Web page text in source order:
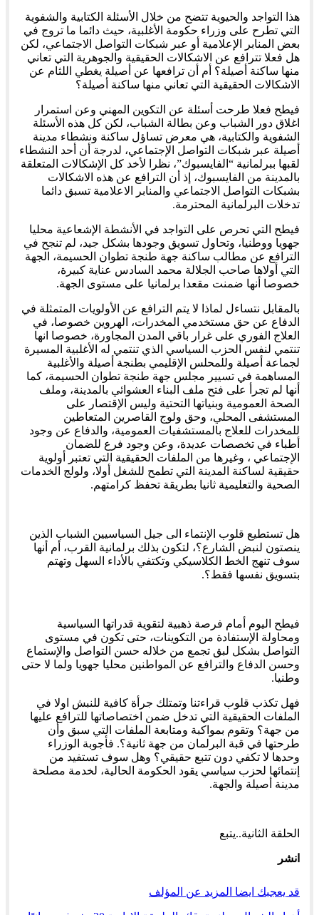
هذا التواجد والحيوية تتضح من خلال الأسئلة الكتابية والشفوية
التي تطرح على وزراء حكومة الأغلبية، حيث دائما ما تروج في
بعض المنابر الإعلامية أو عبر شبكات التواصل الاجتماعي، لكن
هل فعلا تترافع عن الاشكالات الحقيقية والجوهرية التي تعاني
منها ساكنة أصيلة؟ أم أن ترافعها عن أصيلة يغطي اللثام عن
الاشكالات الحقيقية التي تعاني منها ساكنة أصيلة؟
فيطح فعلا طرحت أسئلة عن التكوين المهني وعن استمرار
اغلاق دور الشباب وعن بطالة الشباب، لكن كل هذه الأسئلة
الشفوية والكتابية، هي معرض تساؤل ساكنة ونشطاء مدينة
أصيلة عبر شبكات التواصل الإجتماعي، لدرجة أن أحد النشطاء
لقبها ببرلمانية “الفايسبوك”، نظرا لأخد كل الإشكالات المتعلقة
بالمدينة من الفايسبوك، إذ أن الترافع عن هذه الاشكالات
بشبكات التواصل الاجتماعي والمنابر الاعلامية تسبق دائما
تدخلات البرلمانية المحترمة.
فيطح التي تحرص على التواجد في الأنشطة الإشعاعية محليا
جهويا ووطنيا، وتحاول تسويق وجودها بشكل جيد، لم تنجح في
الترافع عن مطالب ساكنة جهة طنجة تطوان الحسيمة، الجهة
التي أولاها صاحب الجلالة محمد السادس عناية كبيرة،
خصوصا أنها ضمنت مقعدا برلمانيا على مستوى الجهة.
بالمقابل نتساءل لماذا لا يتم الترافع عن الأولويات المتمثلة في
الدفاع عن حق مستخدمي المخدرات، الهروين خصوصا، في
العلاج الفوري على غرار باقي المدن المجاورة، خصوصا انها
تنتمي لنفس الحزب السياسي الذي تنتمي له الأغلبية المسيرة
لجماعة أصيلة وللمحلس الإقليمي بطنجة أصيلة والأغلبية
المساهمة في تسيير مجلس جهة طنجة تطوان الحسيمة، كما
أنها لم تجرأ على فتح ملف البناء العشوائي بالمدينة، وملف
الصحة العمومية وبنياتها التحتية وليس الإقتصار على
المستشفى المحلي، وحق ولوج القاصرين المتعاطين
للمخدرات للعلاج بالمستشفيات العمومية، والدفاع عن وجود
أطباء في تخصصات عديدة، وعن وجود فرع للضمان
الإجتماعي ، وغيرها من الملفات الحقيقية التي تعتبر أولوية
حقيقية لساكنة المدينة التي تطمح للشغل أولا، ولولج الخدمات
الصحية والتعليمية ثانيا بطريقة تحفظ كرامتهم.
هل تستطيع قلوب الإنتماء الى جيل السياسيين الشباب الذين
ينصتون لنبض الشارع؟، لتكون بذلك برلمانية القرب، أم أنها
سوف تنهج الخط الكلاسيكي وتكتفي بالأداء السهل وتهتم
بتسويق نفسها فقط؟.
فيطح اليوم أمام فرصة ذهبية لتقوية قدراتها السياسية
ومحاولة الإستفادة من التكوينات، حتى تكون في مستوى
التواصل بشكل لبق تجمع من خلاله حسن التواصل والإستماع
وحسن الدفاع والترافع عن المواطنين محليا جهويا ولما لا حتى
وطنيا.
فهل تكذب قلوب قراءتنا وتمتلك جرأة كافية للنبش اولا في
الملفات الحقيقية التي تدخل ضمن اختصاصاتها للترافع عليها
من جهة؟ وتقوم بمواكبة ومتابعة الملفات التي سبق وأن
طرحتها في قبة البرلمان من جهة ثانية؟. فأجوبة الوزراء
وحدها لا تكفي دون تتبع حقيقي؟ وهل سوف تستفيد من
إنتمائها لحزب سياسي يقود الحكومة الحالية، لخدمة مصلحة
مدينة أصيلة والجهة.
الحلقة الثانية..يتبع
انشر
قد يعجبك ايضا المزيد عن المؤلف